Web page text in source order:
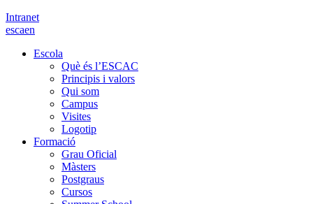
Intranet
escaen
Escola
Què és l’ESCAC
Principis i valors
Qui som
Campus
Visites
Logotip
Formació
Grau Oficial
Màsters
Postgraus
Cursos